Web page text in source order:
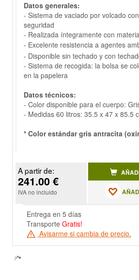
Datos generales:
- Sistema de vaciado por volcado
seguridad
- Realizada íntegramente con
- Excelente resistencia a agentes
- Disponible sin techado y con
- Sistema de recogida: la bolsa se
en la papelera
Datos técnicos:
- Color disponible para el cuerpo:
- Medidas 60 litros: 35.5 x 47 x 85.5
* Color estándar gris antracita
A partir de:
241.00 €
IVA no incluido
Entrega en 5 días
Transporte Gratis!
Avisarme si cambia de precio.